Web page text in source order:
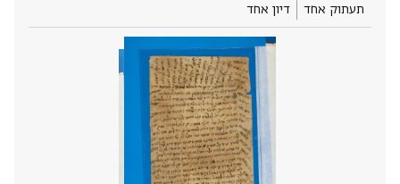
תעתוק אחד דיון אחד